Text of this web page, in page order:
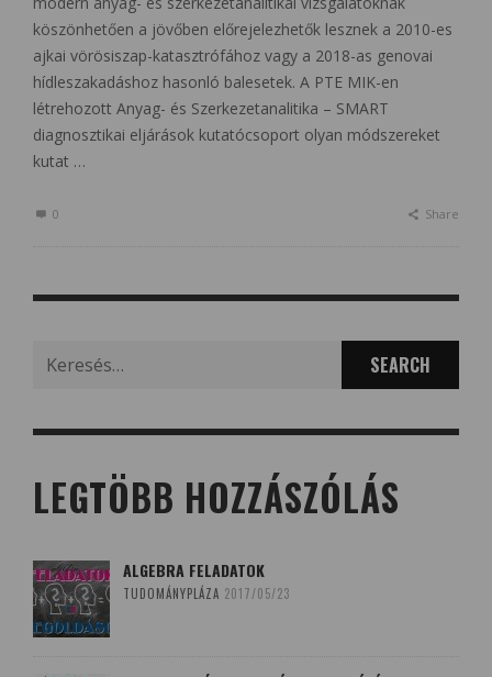
köszönhetően a jövőben előrejelezhetők lesznek a 2010-es
ajkai vörösiszap-katasztrófához vagy a 2018-as genovai
hídleszakadáshoz hasonló balesetek. A PTE MIK-en
létrehozott Anyag- és Szerkezetanalitika – SMART
diagnosztikai eljárások kutatócsoport olyan módszereket
kutat …
0 Share
LEGTÖBB HOZZÁSZÓLÁS
ALGEBRA FELADATOK
TUDOMÁNYPLÁZA 2017/05/23